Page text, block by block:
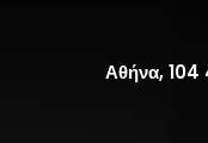
Αθήνα, 104